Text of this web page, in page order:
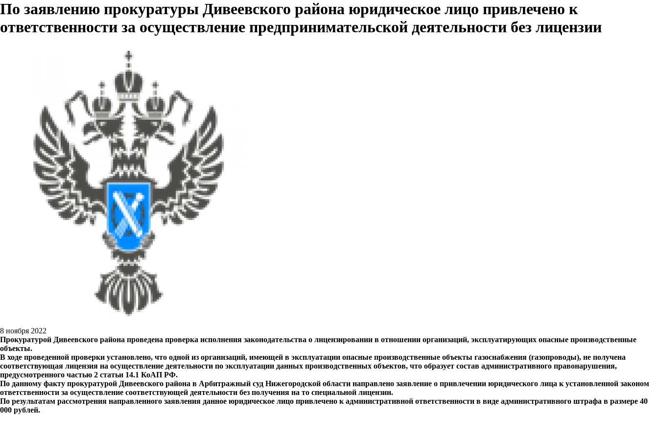
По заявлению прокуратуры Дивеевского района юридическое лицо привлечено к
ответственности за осуществление предпринимательской деятельности без лицензии
8 ноября 2022
Прокуратурой Дивеевского района проведена проверка исполнения законодательства о лицензировании в отношении организаций, эксплуатирующих опасные производственные
объекты.
В ходе проведенной проверки установлено, что одной из организаций, имеющей в эксплуатации опасные производственные объекты газоснабжения (газопроводы), не получена
соответствующая лицензия на осуществление деятельности по эксплуатации данных производственных объектов, что образует состав административного правонарушения,
предусмотренного частью 2 статьи 14.1 КоАП РФ.
По данному факту прокуратурой Дивеевского района в Арбитражный суд Нижегородской области направлено заявление о привлечении юридического лица к установленной законом
ответственности за осуществление соответствующей деятельности без получения на то специальной лицензии.
По результатам рассмотрения направленного заявления данное юридическое лицо привлечено к административной ответственности в виде административного штрафа в размере 40
000 рублей.